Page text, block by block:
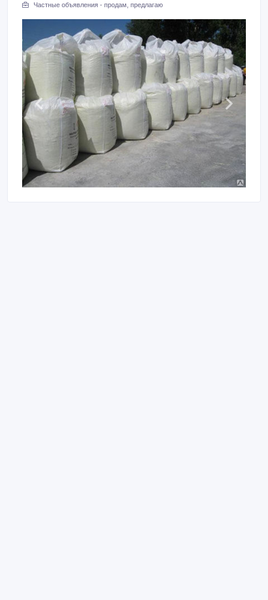
Частные объявления - продам, предлагаю